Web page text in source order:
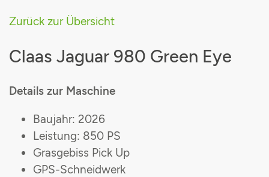
Zurück zur Übersicht
Claas Jaguar 980 Green Eye
Details zur Maschine
Baujahr: 2026
Leistung: 850 PS
Grasgebiss Pick Up
GPS-Schneidwerk